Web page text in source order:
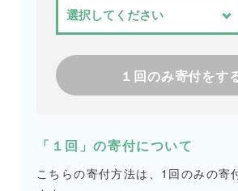
１回のみ寄付をす
「１回」の寄付について
こちらの寄付方法は、1回のみの寄